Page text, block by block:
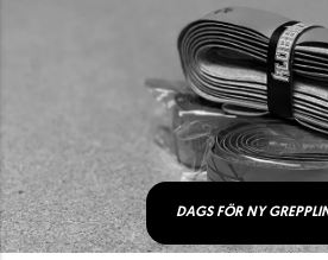
DAGS FÖR NY